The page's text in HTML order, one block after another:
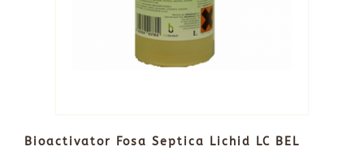
Bioactivator Fosa Septica Lichid LC BEL